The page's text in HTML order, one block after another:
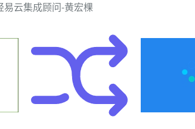
易云集成顾问-黄宏棵